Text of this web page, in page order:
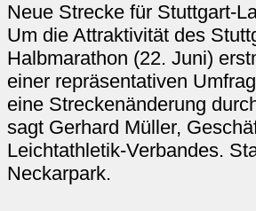
Neue Strecke für Stuttgart-
Um die Attraktivität des
Halbmarathon (22. Juni)
einer repräsentativen
eine Streckenänderung
sagt Gerhard Müller,
Leichtathletik-Verbandes.
Neckarpark.